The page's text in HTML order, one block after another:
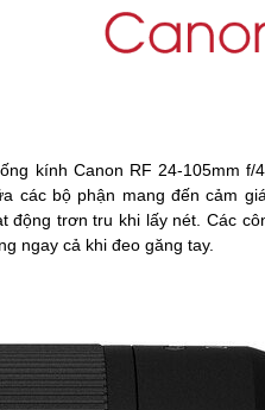
ống kính Canon RF 24-105mm f/
các bộ phận mang đến cảm
động trơn tru khi lấy nét. Các
ngay cả khi đeo găng tay.